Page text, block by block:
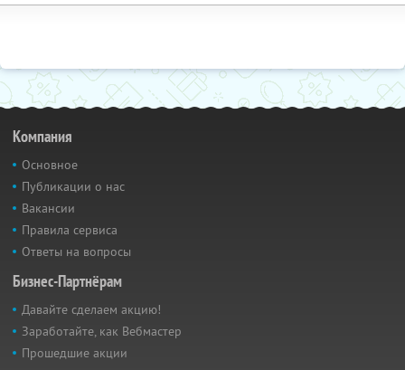
Компания
Основное
Публикации о нас
Вакансии
Правила сервиса
Ответы на вопросы
Бизнес-Партнёрам
Давайте сделаем акцию!
Заработайте, как Вебмастер
Прошедшие акции